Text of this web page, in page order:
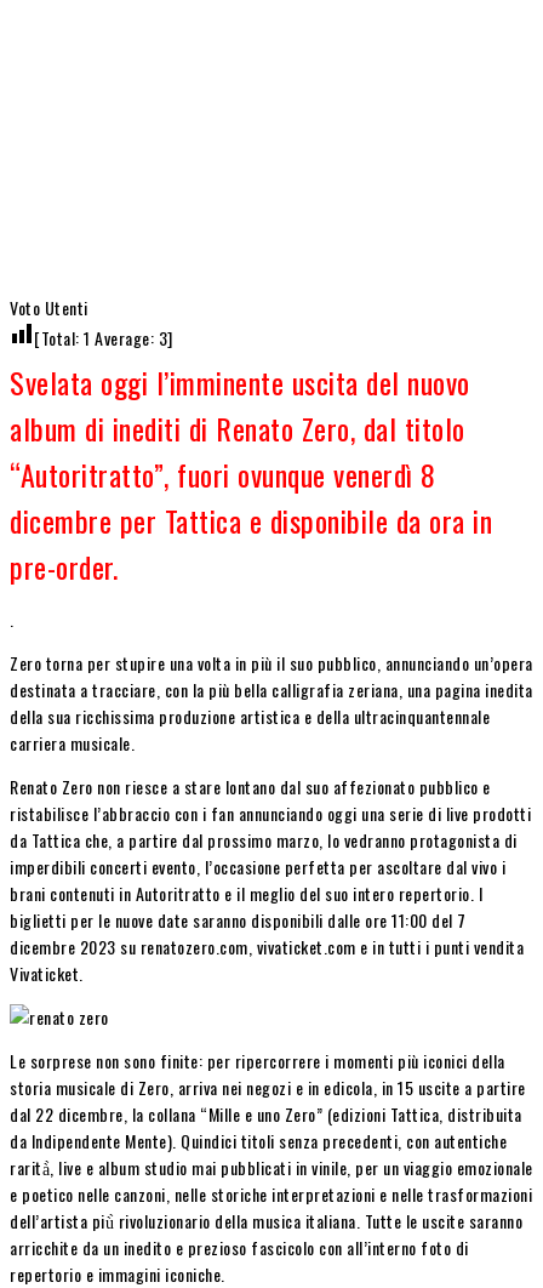
Voto Utenti
[Total:1 Average: 3]
Svelata oggi l’imminente uscita del nuovo
album di inediti di Renato Zero, dal titolo
“Autoritratto”, fuori ovunque venerdì 8
dicembre per Tattica e disponibile da ora in
pre-order.
Zero torna per stupire una volta in più il suo pubblico, annunciando un’opera
destinata a tracciare, con la più bella calligrafia zeriana, una pagina inedita
della sua ricchissima produzione artistica e della ultracinquantennale
carriera musicale.
Renato Zero non riesce a stare lontano dal suo affezionato pubblico e
ristabilisce l’abbraccio con i fan annunciando oggi una serie di live prodotti
da Tattica che, a partire dal prossimo marzo, lo vedranno protagonista di
imperdibili concerti evento, l’occasione perfetta per ascoltare dal vivo i
brani contenuti in Autoritratto e il meglio del suo intero repertorio. I
biglietti per le nuove date saranno disponibili dalle ore 11:00 del 7
dicembre 2023 su renatozero.com, vivaticket.com e in tutti i punti vendita
Vivaticket.
Le sorprese non sono finite: per ripercorrere i momenti più iconici della
storia musicale di Zero, arriva nei negozi e in edicola, in 15 uscite a partire
dal 22 dicembre, la collana “Mille e uno Zero” (edizioni Tattica, distribuita
da Indipendente Mente). Quindici titoli senza precedenti, con autentiche
rarità̀, live e album studio mai pubblicati in vinile, per un viaggio emozionale
e poetico nelle canzoni, nelle storiche interpretazioni e nelle trasformazioni
dell’artista più̀ rivoluzionario della musica italiana. Tutte le uscite saranno
arricchite da un inedito e prezioso fascicolo con all’interno foto di
repertorio e immagini iconiche.